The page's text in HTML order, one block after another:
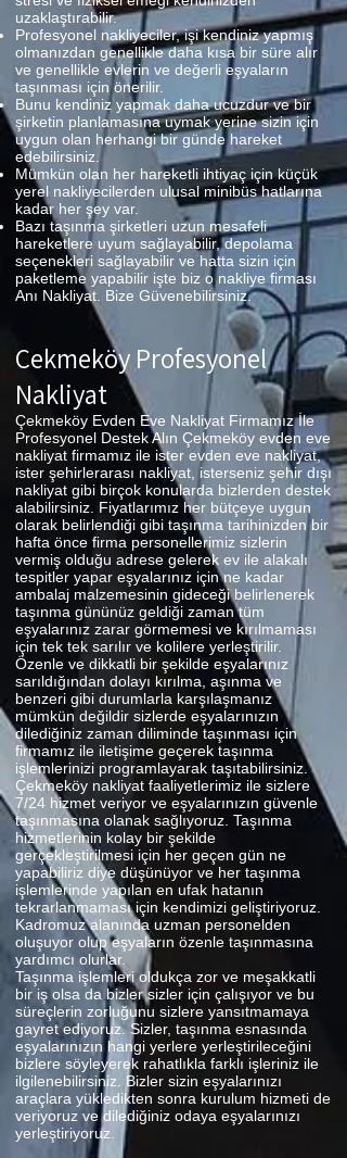
uzaklaştırabilir.
Profesyonel nakliyeciler, işi kendiniz yapmış
olmanızdan genellikle daha kısa bir süre alır
ve genellikle evlerin ve değerli eşyaların
taşınması için önerilir.
Bunu kendiniz yapmak daha ucuzdur ve bir
şirketin planlamasına uymak yerine sizin için
uygun olan herhangi bir günde hareket
edebilirsiniz.
Mümkün olan her hareketli ihtiyaç için küçük
yerel nakliyecilerden ulusal minibüs hatlarına
kadar her şey var.
Bazı taşınma şirketleri uzun mesafeli
hareketlere uyum sağlayabilir, depolama
seçenekleri sağlayabilir ve hatta sizin için
paketleme yapabilir işte biz o nakliye firması
Anı Nakliyat. Bize Güvenebilirsiniz.
Çekmeköy Profesyonel
Nakliyat
Çekmeköy Evden Eve Nakliyat Firmamız İle
Profesyonel Destek Alın Çekmeköy evden eve
nakliyat firmamız ile ister evden eve nakliyat,
ister şehirlerarası nakliyat, isterseniz şehir dışı
nakliyat gibi birçok konularda bizlerden destek
alabilirsiniz. Fiyatlarımız her bütçeye uygun
olarak belirlendiği gibi taşınma tarihinizden bir
hafta önce firma personellerimiz sizlerin
vermiş olduğu adrese gelerek ev ile alakalı
tespitler yapar eşyalarınız için ne kadar
ambalaj malzemesinin gideceği belirlenerek
taşınma gününüz geldiği zaman tüm
eşyalarınız zarar görmemesi ve kırılmaması
için tek tek sarılır ve kolilere yerleştirilir.
Özenle ve dikkatli bir şekilde eşyalarınız
sarıldığından dolayı kırılma, aşınma ve
benzeri gibi durumlarla karşılaşmanız
mümkün değildir sizlerde eşyalarınızın
dilediğiniz zaman diliminde taşınması için
firmamız ile iletişime geçerek taşınma
işlemlerinizi programlayarak taşıtabilirsiniz.
Çekmeköy nakliyat faaliyetlerimiz ile sizlere
7/24 hizmet veriyor ve eşyalarınızın güvenle
taşınmasına olanak sağlıyoruz. Taşınma
hizmetlerinin kolay bir şekilde
gerçekleştirilmesi için her geçen gün ne
yapabiliriz diye düşünüyor ve her taşınma
işlemlerinde yapılan en ufak hatanın
tekrarlanmaması için kendimizi geliştiriyoruz.
Kadromuz alanında uzman personelden
oluşuyor olup eşyaların özenle taşınmasına
yardımcı olurlar.
Taşınma işlemleri oldukça zor ve meşakkatli
bir iş olsa da bizler sizler için çalışıyor ve bu
süreçlerin zorluğunu sizlere yansıtmamaya
gayret ediyoruz. Sizler, taşınma esnasında
eşyalarınızın hangi yerlere yerleştirileceğini
bizlere söyleyerek rahatlıkla farklı işleriniz ile
ilgilenebilirsiniz. Bizler sizin eşyalarınızı
araçlara yükledikten sonra kurulum hizmeti de
veriyoruz ve dilediğiniz odaya eşyalarınızı
yerleştiriyoruz.